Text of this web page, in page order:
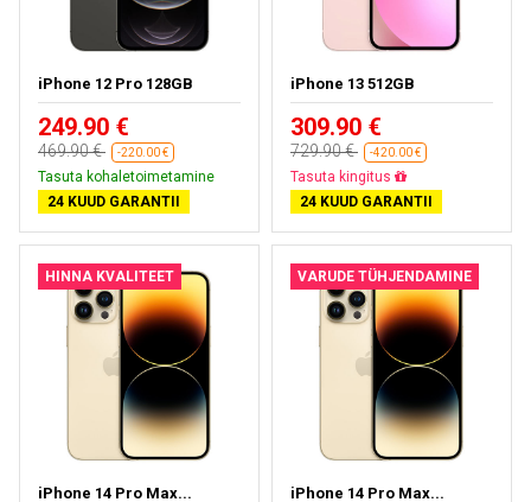
iPhone 12 Pro 128GB
249.90 €
469.90 € -220.00 €
Tasuta kohaletoimetamine
24 KUUD GARANTII
iPhone 13 512GB
309.90 €
729.90 € -420.00 €
Tasuta kohaletoimetamine
24 KUUD GARANTII
HINNA KVALITEET
iPhone 14 Pro Max...
VARUDE TÜHJENDAMINE
iPhone 14 Pro Max...